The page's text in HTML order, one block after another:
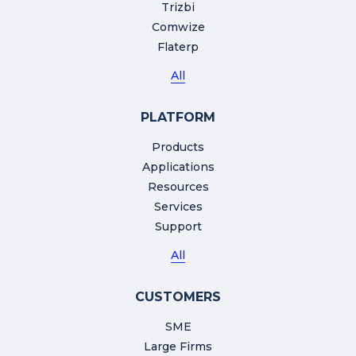
Trizbi
Comwize
Flaterp
All
PLATFORM
Products
Applications
Resources
Services
Support
All
CUSTOMERS
SME
Large Firms